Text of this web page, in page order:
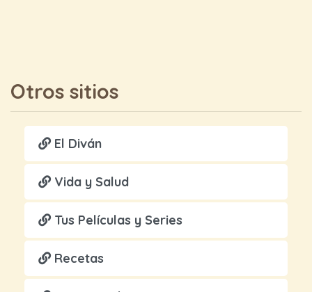
Otros sitios
El Diván
Vida y Salud
Tus Películas y Series
Recetas